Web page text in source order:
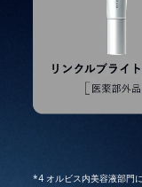
*4 オルビス内美容液部門